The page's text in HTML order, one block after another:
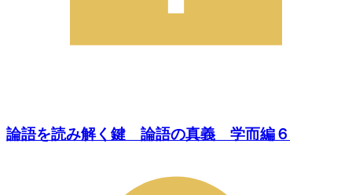
論語を読み解く鍵 論語の真義 学而編６